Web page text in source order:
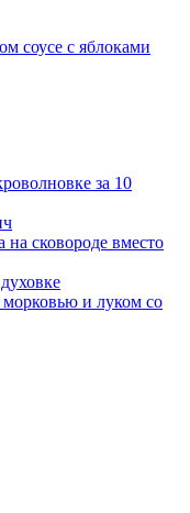
соусе с яблоками
за 10
сковороде вместо
и луком со